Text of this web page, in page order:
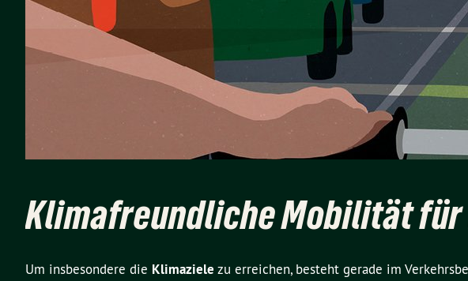
Klimafreundliche Mobilität
Um insbesondere die Klimaziele zu erreichen, besteht gerade im